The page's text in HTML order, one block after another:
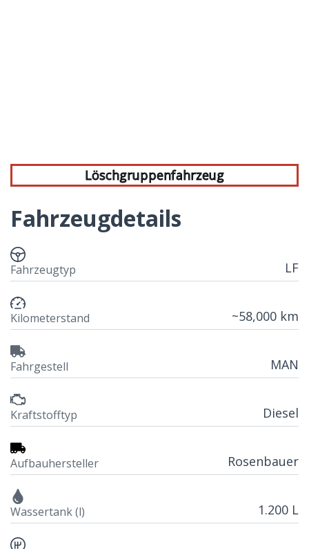
Löschgruppenfahrzeug
Fahrzeugdetails
Fahrzeugtyp LF
Kilometerstand ~58,000 km
Fahrgestell MAN
Kraftstofftyp Diesel
Aufbauhersteller Rosenbauer
Wassertank (l) 1.200 L